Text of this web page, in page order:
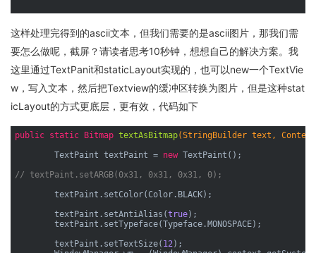
这样处理完得到的ascii文本，但我们需要的是ascii图片，那我们需
要怎么做呢，截屏？请读者思考10秒钟，想想自己的解决方案。我
这里通过TextPanit和staticLayout实现的，也可以new一个TextVie
w，写入文本，然后把Textview的缓冲区转换为图片，但是这种stat
icLayout的方式更底层，更有效，代码如下
public static Bitmap textAsBitmap(StringBuilder text,
        TextPaint textPaint =
new TextPaint();
// textPaint.setARGB(0x31, 0x31, 0x31, 0);
        textPaint.setColor(Color.BLACK);
        textPaint.setAntiAlias(
true);
        textPaint.setTypeface(Typeface.MONOSPACE);
        textPaint.setTextSize(
12 );